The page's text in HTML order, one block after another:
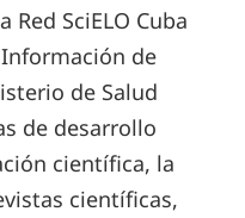
SciELO Cuba
de
de Salud
de desarrollo
científica, la
científicas,